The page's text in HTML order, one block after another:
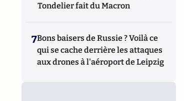
Tondelier fait du Macron
7Bons baisers de Russie ? Voilà ce
qui se cache derrière les attaques
aux drones à l'aéroport de Leipzig